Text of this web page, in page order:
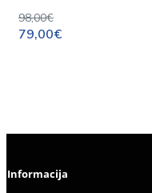
98,00€
79,00€
Informacija